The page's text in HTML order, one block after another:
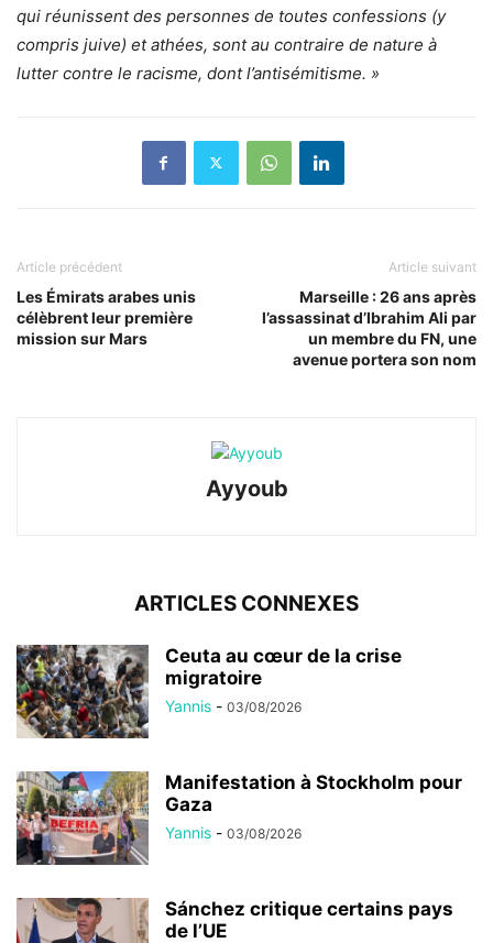
qui réunissent des personnes de toutes confessions (y
compris juive) et athées, sont au contraire de nature à
lutter contre le racisme, dont l’antisémitisme. »
Article précédent
Les Émirats arabes unis
célèbrent leur première
mission sur Mars
Article suivant
Marseille : 26 ans après
l’assassinat d’Ibrahim Ali par
un membre du FN, une
avenue portera son nom
Ayyoub
ARTICLES CONNEXES
Ceuta au cœur de la crise
migratoire
Yannis - 03/08/2026
Manifestation à Stockholm pour
Gaza
Yannis - 03/08/2026
Sánchez critique certains pays
de l’UE